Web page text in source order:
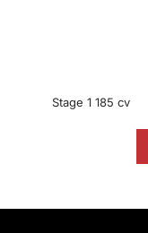
Stage 1 185 cv